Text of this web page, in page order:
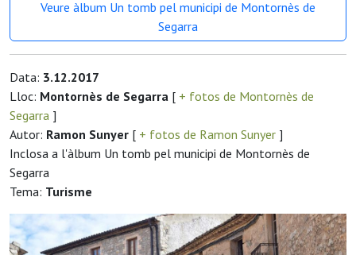
Veure àlbum Un tomb pel municipi de Montornès de
Segarra
Data: 3.12.2017
Lloc: Montornès de Segarra [ + fotos de Montornès de
Segarra ]
Autor: Ramon Sunyer [ + fotos de Ramon Sunyer ]
Inclosa a l'àlbum Un tomb pel municipi de Montornès de
Segarra
Tema: Turisme